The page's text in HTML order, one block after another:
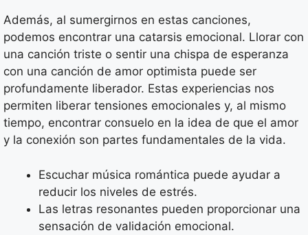
Además, al sumergirnos en estas canciones,
podemos encontrar una catarsis emocional. Llorar con
una canción triste o sentir una chispa de esperanza
con una canción de amor optimista puede ser
profundamente liberador. Estas experiencias nos
permiten liberar tensiones emocionales y, al mismo
tiempo, encontrar consuelo en la idea de que el amor
y la conexión son partes fundamentales de la vida.
Escuchar música romántica puede ayudar a
reducir los niveles de estrés.
Las letras resonantes pueden proporcionar una
sensación de validación emocional.